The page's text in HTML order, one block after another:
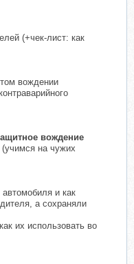
(+чек-лист: как
вождении
вождение
на чужих
и как
а сохраняли
их использовать во